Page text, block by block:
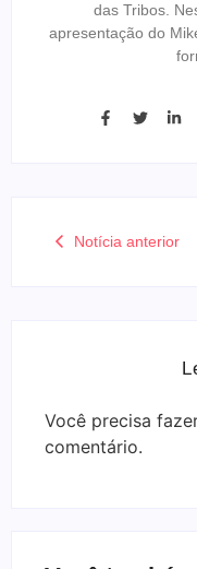
das Tribos.
apresentação do
Notícia anterior
Você precisa
comentário.